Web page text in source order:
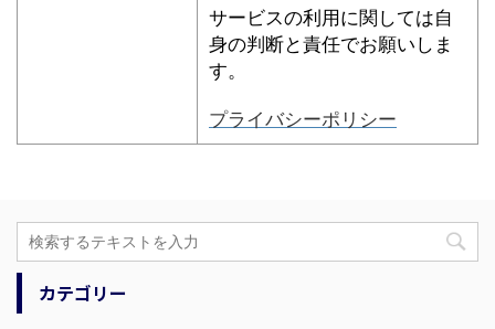
サービスの利用に関しては自
身の判断と責任でお願いしま
す。
プライバシーポリシー
カテゴリー